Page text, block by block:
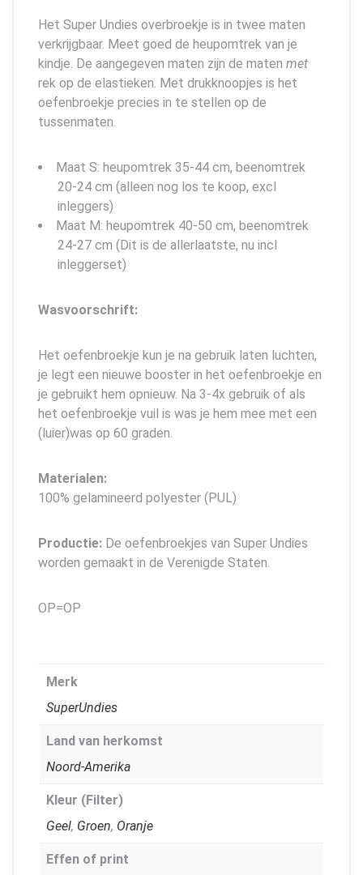
Het Super Undies overbroekje is in twee maten
verkrijgbaar. Meet goed de heupomtrek van je
kindje. De aangegeven maten zijn de maten met
rek op de elastieken. Met drukknoopjes is het
oefenbroekje precies in te stellen op de
tussenmaten.
Maat S: heupomtrek 35-44 cm, beenomtrek
20-24 cm (alleen nog los te koop, excl
inleggers)
Maat M: heupomtrek 40-50 cm, beenomtrek
24-27 cm (Dit is de allerlaatste, nu incl
inleggerset)
Wasvoorschrift:
Het oefenbroekje kun je na gebruik laten luchten,
je legt een nieuwe booster in het oefenbroekje en
je gebruikt hem opnieuw. Na 3-4x gebruik of als
het oefenbroekje vuil is was je hem mee met een
(luier)was op 60 graden.
Materialen:
100% gelamineerd polyester (PUL)
Productie: De oefenbroekjes van Super Undies
worden gemaakt in de Verenigde Staten.
OP=OP
Merk
SuperUndies
Land van herkomst
Noord-Amerika
Kleur (Filter)
Geel, Groen, Oranje
Effen of print